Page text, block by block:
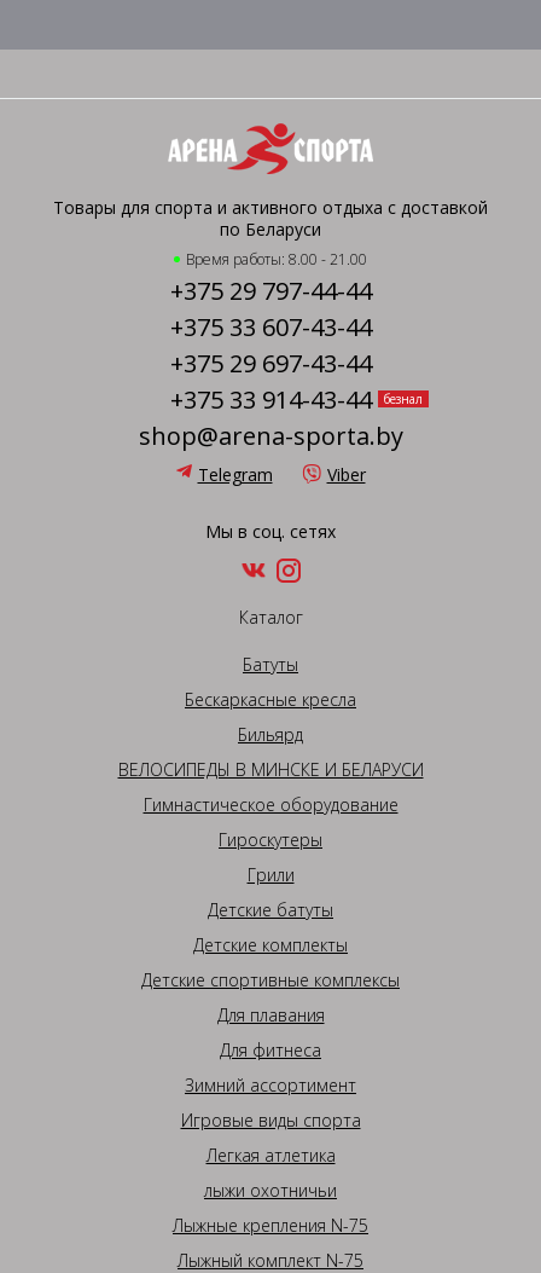
Товары для спорта и активного отдыха с доставкой
по Беларуси
Время работы: 8.00 - 21.00
+375 29 797-44-44
+375 33 607-43-44
+375 29 697-43-44
+375 33 914-43-44
безнал
shop@arena-sporta.by
Telegram Viber
Мы в соц. сетях
Каталог
Батуты
Бескаркасные кресла
Бильярд
ВЕЛОСИПЕДЫ В МИНСКЕ И БЕЛАРУСИ
Гимнастическое оборудование
Гироскутеры
Грили
Детские батуты
Детские комплекты
Детские спортивные комплексы
Для плавания
Для фитнеса
Зимний ассортимент
Игровые виды спорта
Легкая атлетика
лыжи охотничьи
Лыжные крепления N-75
Лыжный комплект N-75